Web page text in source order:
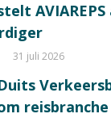
AVIAREPS
31 juli 2026